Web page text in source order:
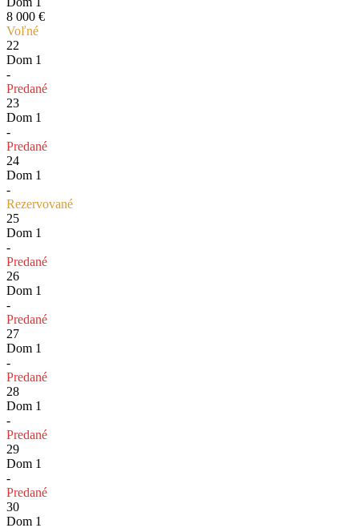
8 000 €
Voľné
22
Dom 1
-
Predané
23
Dom 1
-
Predané
24
Dom 1
-
Rezervované
25
Dom 1
-
Predané
26
Dom 1
-
Predané
27
Dom 1
-
Predané
28
Dom 1
-
Predané
29
Dom 1
-
Predané
30
Dom 1